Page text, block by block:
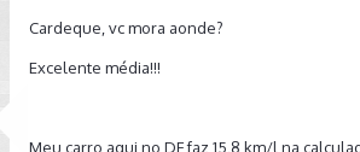
Cardeque, vc mora aonde?
Excelente média!!!
Meu carro aqui no DF faz 15,8 km/l na